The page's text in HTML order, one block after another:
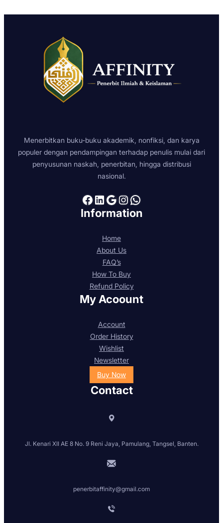
Menerbitkan buku-buku akademik, nonfiksi, dan karya
populer dengan pendampingan terhadap penulis mulai dari
penyusunan naskah, penerbitan, hingga distribusi
nasional.
Facebook LinkedIn Google Instagram WhatsApp
Information
Home
About Us
FAQ’s
How To Buy
Refund Policy
My Acoount
Account
Order History
Wishlist
Newsletter
Buy Now
Contact
Jl. Kenari XII AE 8 No. 9 Reni Jaya, Pamulang, Tangsel, Banten.
penerbitaffinity@gmail.com